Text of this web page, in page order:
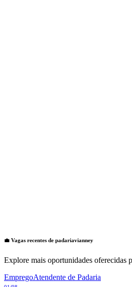
💼 Vagas recentes de padariavianney
Explore mais oportunidades oferecidas
EmpregoAtendente de Padaria